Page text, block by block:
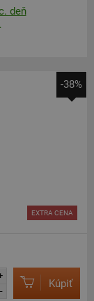
deň
-38%
EXTRA CENA
Kúpiť